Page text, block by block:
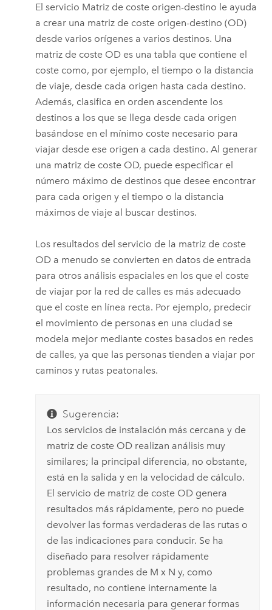
El servicio Matriz de coste origen-destino le ayuda
a crear una matriz de coste origen-destino (OD)
desde varios orígenes a varios destinos. Una
matriz de coste OD es una tabla que contiene el
coste como, por ejemplo, el tiempo o la distancia
de viaje, desde cada origen hasta cada destino.
Además, clasifica en orden ascendente los
destinos a los que se llega desde cada origen
basándose en el mínimo coste necesario para
viajar desde ese origen a cada destino. Al generar
una matriz de coste OD, puede especificar el
número máximo de destinos que desee encontrar
para cada origen y el tiempo o la distancia
máximos de viaje al buscar destinos.
Los resultados del servicio de la matriz de coste
OD a menudo se convierten en datos de entrada
para otros análisis espaciales en los que el coste
de viajar por la red de calles es más adecuado
que el coste en línea recta. Por ejemplo, predecir
el movimiento de personas en una ciudad se
modela mejor mediante costes basados en redes
de calles, ya que las personas tienden a viajar por
caminos y rutas peatonales.
Sugerencia:
Los servicios de instalación más cercana y de
matriz de coste OD realizan análisis muy
similares; la principal diferencia, no obstante,
está en la salida y en la velocidad de cálculo.
El servicio de matriz de coste OD genera
resultados más rápidamente, pero no puede
devolver las formas verdaderas de las rutas o
de las indicaciones para conducir. Se ha
diseñado para resolver rápidamente
problemas grandes de M x N y, como
resultado, no contiene internamente la
información necesaria para generar formas